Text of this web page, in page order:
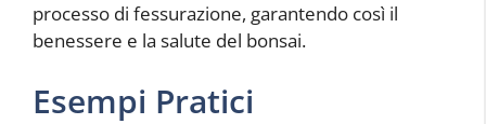
processo di fessurazione, garantendo così il
benessere e la salute del bonsai.
Esempi Pratici